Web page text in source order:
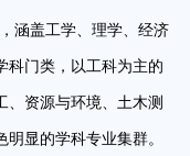
涵盖工学、理学、经济
科门类，以工科为主的
、资源与环境、土木测
显的学科专业集群。